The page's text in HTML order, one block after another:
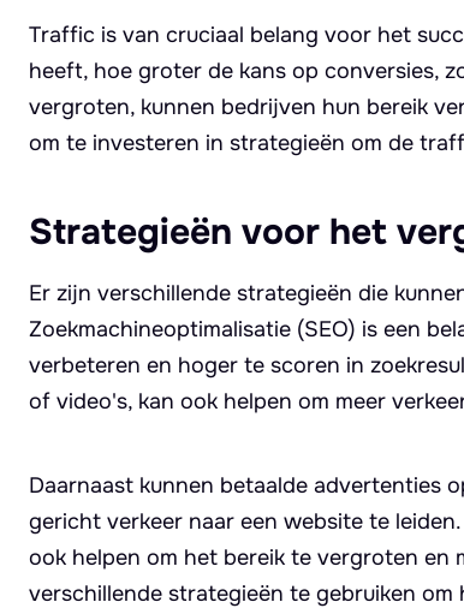
Traffic is van cruciaal belang voor het
heeft, hoe groter de kans op conversies,
vergroten, kunnen bedrijven hun bereik
om te investeren in strategieën om de
Strategieën voor het
Er zijn verschillende strategieën die
Zoekmachineoptimalisatie (SEO) is een
verbeteren en hoger te scoren in
of video's, kan ook helpen om meer
Daarnaast kunnen betaalde advertenties
gericht verkeer naar een website te
ook helpen om het bereik te vergroten en
verschillende strategieën te gebruiken